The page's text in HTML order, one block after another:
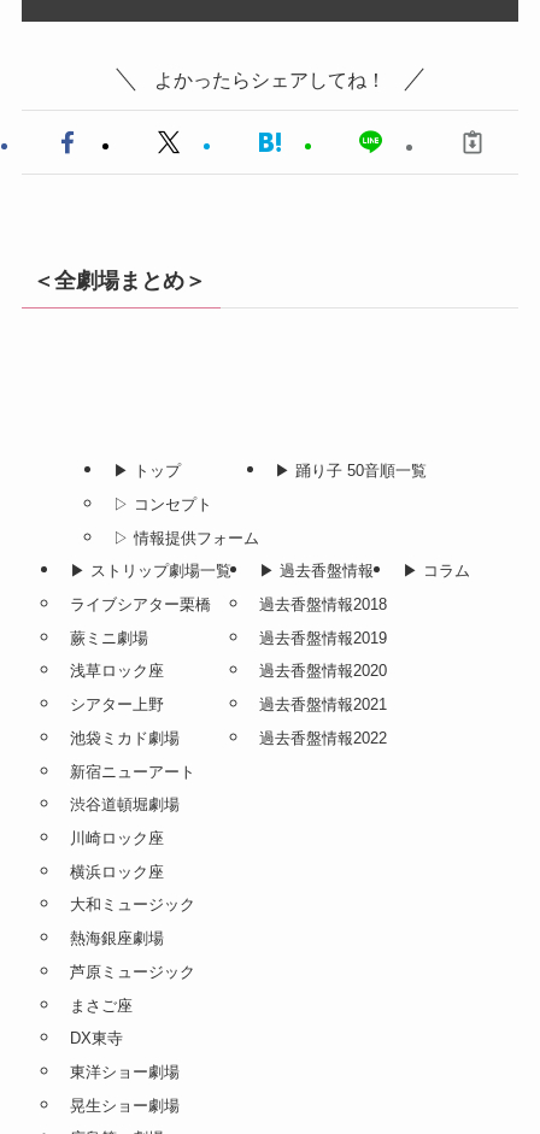
よかったらシェアしてね！
＜全劇場まとめ＞
▶︎ トップ
▷ コンセプト
▷ 情報提供フォーム
▶︎ 踊り子 50音順一覧
▶︎ ストリップ劇場一覧
ライブシアター栗橋
蕨ミニ劇場
浅草ロック座
シアター上野
池袋ミカド劇場
新宿ニューアート
渋谷道頓堀劇場
川崎ロック座
横浜ロック座
大和ミュージック
熱海銀座劇場
芦原ミュージック
まさご座
DX東寺
東洋ショー劇場
晃生ショー劇場
▶︎ 過去香盤情報
過去香盤情報2018
過去香盤情報2019
過去香盤情報2020
過去香盤情報2021
過去香盤情報2022
▶︎ コラム